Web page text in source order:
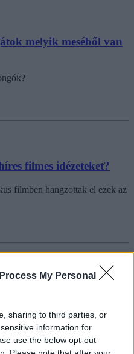
My Personal
sharing to third parties, or
information for
use the below opt-out
melyik meséből van
filmes idézeteket?
filmben hangzottak el ezek az
regényből idéztünk?
ezeket a népszerű magyar